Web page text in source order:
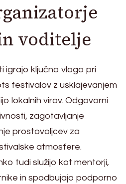
voditelje
igrajo ključno vlogo pri
festivalov z usklajevanjem
lokalnih virov. Odgovorni
zagotavljanje
prostovoljcev za
atmosfere.
tudi služijo kot mentorji,
in spodbujajo podporno